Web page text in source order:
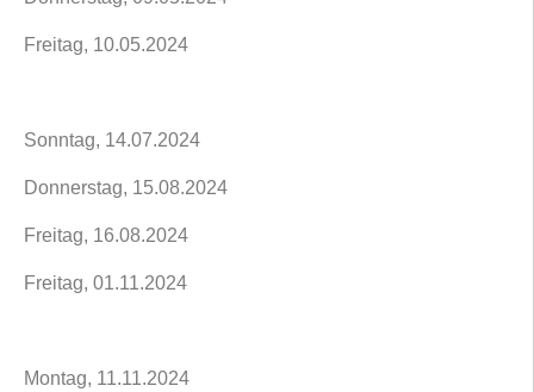
Freitag, 10.05.2024
Sonntag, 14.07.2024
Donnerstag, 15.08.2024
Freitag, 16.08.2024
Freitag, 01.11.2024
Montag, 11.11.2024